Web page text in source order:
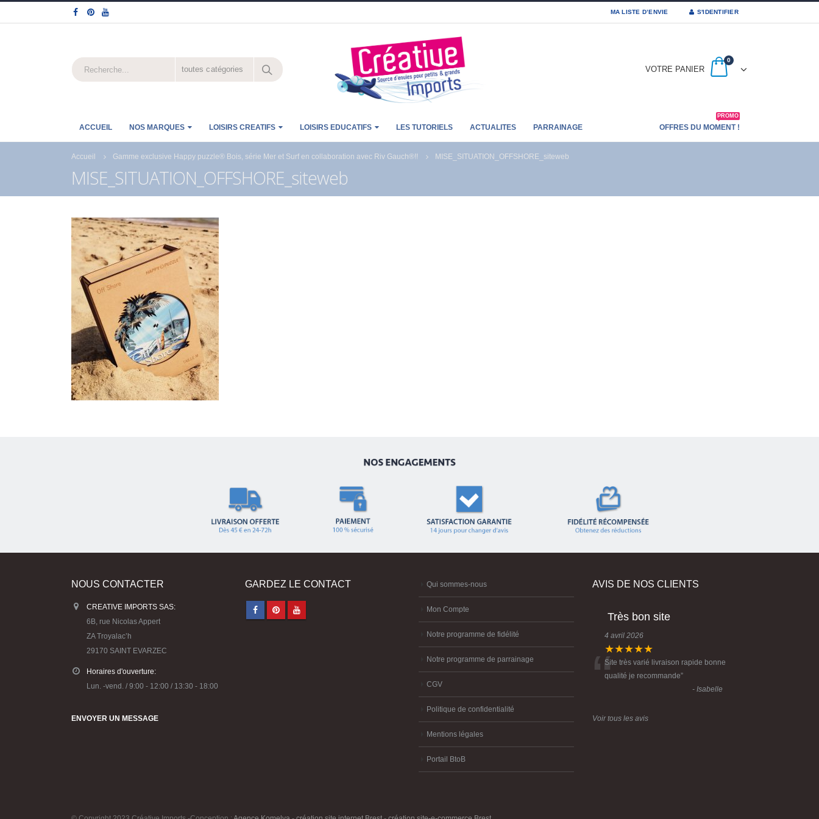
MA LISTE D’ENVIE S'IDENTIFIER
toutes catégories VOTRE PANIER
0
ACCUEIL NOS MARQUES LOISIRS CREATIFS LOISIRS EDUCATIFS LES TUTORIELS ACTUALITES PARRAINAGE OFFRES DU MOMENT !
PROMO
Accueil Gamme exclusive Happy puzzle® Bois, série Mer et Surf en collaboration avec Riv Gauch®!! MISE_SITUATION_OFFSHORE_siteweb
MISE_SITUATION_OFFSHORE_siteweb
NOUS CONTACTER
CREATIVE IMPORTS SAS:
6B, rue Nicolas Appert
ZA Troyalac’h
29170 SAINT EVARZEC
Horaires d'ouverture:
Lun. -vend. / 9:00 - 12:00 / 13:30 - 18:00
ENVOYER UN MESSAGE
GARDEZ LE CONTACT Qui sommes-nous
Mon Compte
Notre programme de fidélité
Notre programme de parrainage
CGV
Politique de confidentialité
Mentions légales
Portail BtoB
AVIS DE NOS CLIENTS
Très bon site
4 avril 2026
★★★★★
“Site très varié livraison rapide bonne
qualité je recommande”
- Isabelle
Voir tous les avis